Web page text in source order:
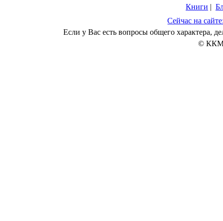
Книги |
Сейчас на
Если у Вас есть вопросы общего характера,
© ККМ